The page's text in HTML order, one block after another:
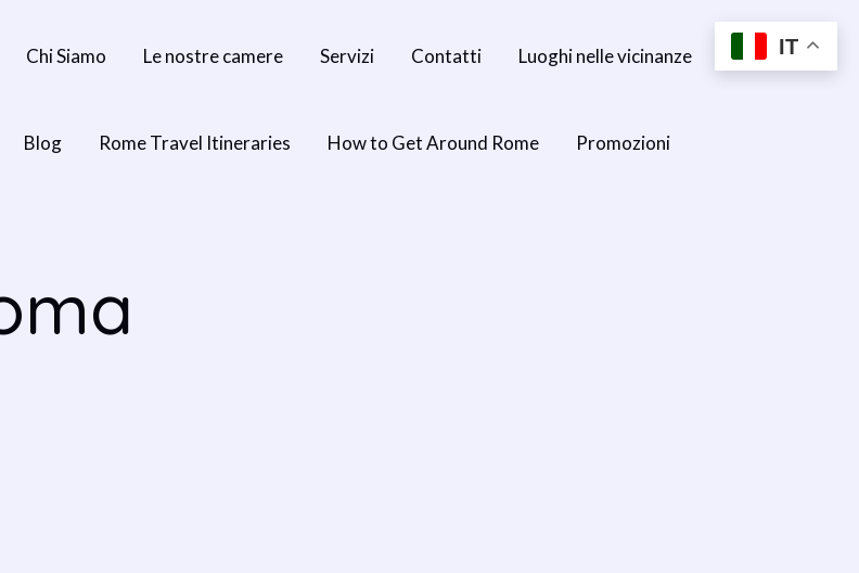
Chi Siamo Le nostre camere Servizi Contatti Luoghi nelle vicinanze
Blog Rome Travel Itineraries How to Get Around Rome Promozioni
IT